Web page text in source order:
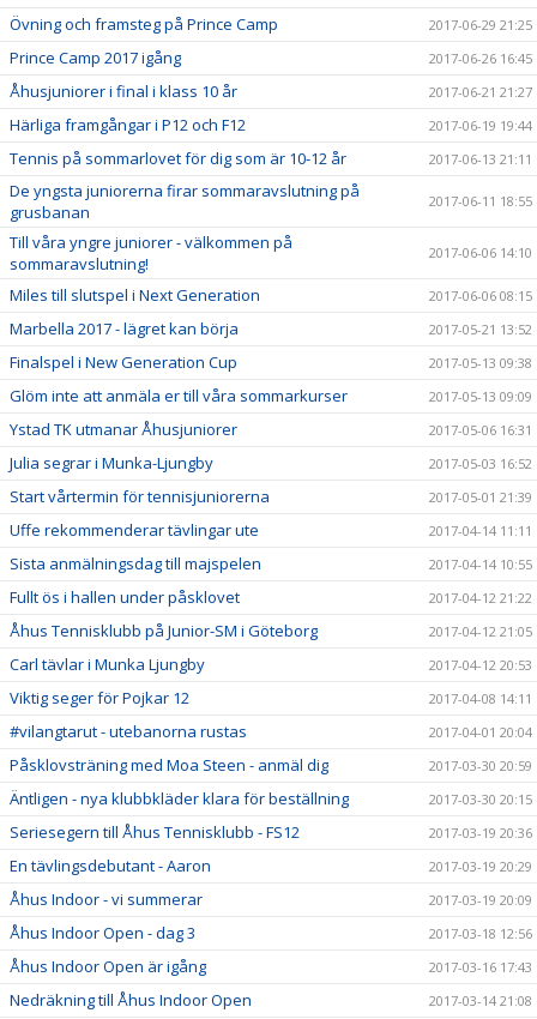
Övning och framsteg på Prince Camp 2017-06-29 21:25
Prince Camp 2017 igång 2017-06-26 16:45
Åhusjuniorer i final i klass 10 år 2017-06-21 21:27
Härliga framgångar i P12 och F12 2017-06-19 19:44
Tennis på sommarlovet för dig som är 10-12 år 2017-06-13 21:11
De yngsta juniorerna firar sommaravslutning på
grusbanan
2017-06-11 18:55
Till våra yngre juniorer - välkommen på
sommaravslutning!
2017-06-06 14:10
Miles till slutspel i Next Generation 2017-06-06 08:15
Marbella 2017 - lägret kan börja 2017-05-21 13:52
Finalspel i New Generation Cup 2017-05-13 09:38
Glöm inte att anmäla er till våra sommarkurser 2017-05-13 09:09
Ystad TK utmanar Åhusjuniorer 2017-05-06 16:31
Julia segrar i Munka-Ljungby 2017-05-03 16:52
Start vårtermin för tennisjuniorerna 2017-05-01 21:39
Uffe rekommenderar tävlingar ute 2017-04-14 11:11
Sista anmälningsdag till majspelen 2017-04-14 10:55
Fullt ös i hallen under påsklovet 2017-04-12 21:22
Åhus Tennisklubb på Junior-SM i Göteborg 2017-04-12 21:05
Carl tävlar i Munka Ljungby 2017-04-12 20:53
Viktig seger för Pojkar 12 2017-04-08 14:11
#vilangtarut - utebanorna rustas 2017-04-01 20:04
Påsklovsträning med Moa Steen - anmäl dig 2017-03-30 20:59
Äntligen - nya klubbkläder klara för beställning 2017-03-30 20:15
Seriesegern till Åhus Tennisklubb - FS12 2017-03-19 20:36
En tävlingsdebutant - Aaron 2017-03-19 20:29
Åhus Indoor - vi summerar 2017-03-19 20:09
Åhus Indoor Open - dag 3 2017-03-18 12:56
Åhus Indoor Open är igång 2017-03-16 17:43
Nedräkning till Åhus Indoor Open 2017-03-14 21:08